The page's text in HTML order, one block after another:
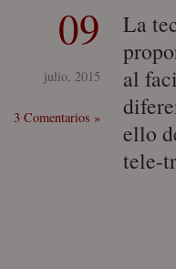
09
julio, 2015
3 Comentarios »
La
al
ello
tele-